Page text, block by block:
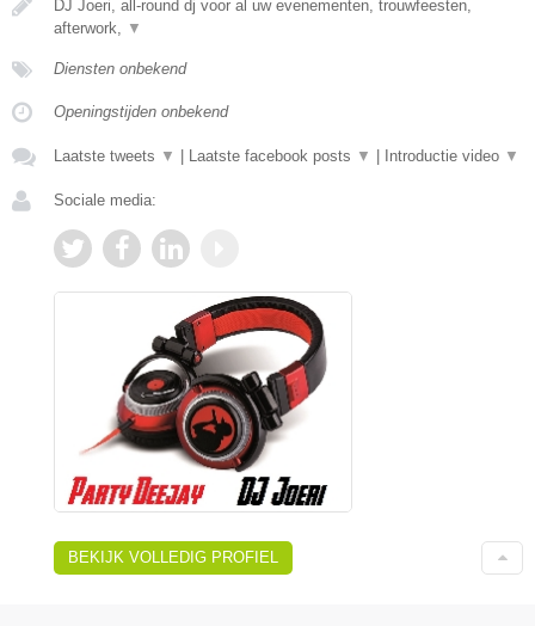
DJ Joeri, all-round dj voor al uw evenementen, trouwfeesten,
afterwork, ▼
Diensten onbekend
Openingstijden onbekend
Laatste tweets ▼ Laatste facebook posts ▼ Introductie video ▼
Sociale media:
BEKIJK VOLLEDIG PROFIEL